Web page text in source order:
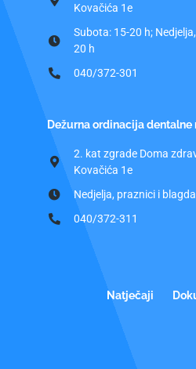
Kovačića 1e
Subota: 15-20 h;
20 h
040/372-301
Dežurna ordinacija dentalne
2. kat zgrade Doma
Kovačića 1e
Nedjelja, praznici i
040/372-311
Natječaji